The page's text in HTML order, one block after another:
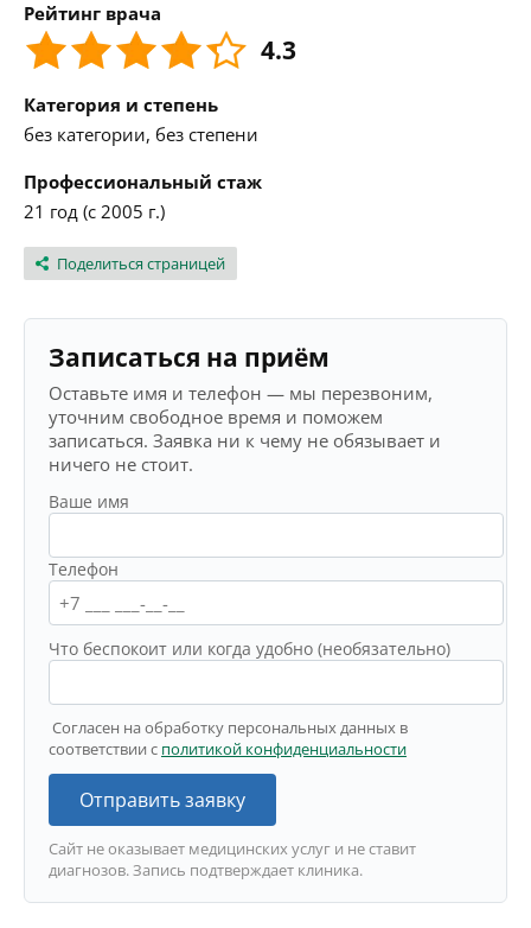
Рейтинг врача
4.3
Категория и степень
без категории, без степени
Профессиональный стаж
21 год (с 2005 г.)
Поделиться страницей
Записаться на приём
Оставьте имя и телефон — мы перезвоним,
уточним свободное время и поможем
записаться. Заявка ни к чему не обязывает и
ничего не стоит.
Ваше имя
Телефон
Что беспокоит или когда удобно (необязательно)
Согласен на обработку персональных данных в
соответствии с политикой конфиденциальности
Отправить заявку
Сайт не оказывает медицинских услуг и не ставит
диагнозов. Запись подтверждает клиника.